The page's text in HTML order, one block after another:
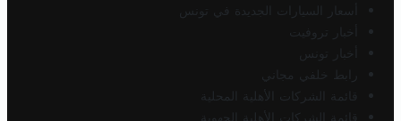
أسعار السيارات الجديدة في تونس
أخبار تروفيت
أخبار تونس
رابط خلفي مجاني
قائمة الشركات الأهلية المحلية
قائمة الشركات الأهلية الجهوية